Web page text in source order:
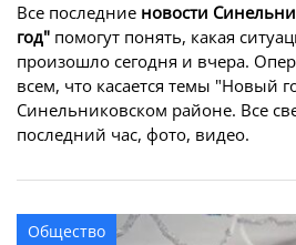
Все последние новости
год" помогут понять, какая
произошло сегодня и вчера.
всем, что касается темы "Новый
Синельниковском районе. Все
последний час, фото, видео.
Общество